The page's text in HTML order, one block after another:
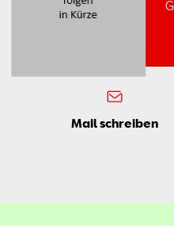
Mail schreiben